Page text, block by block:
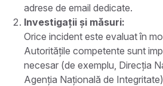
adrese de email dedicate.
Investigații și măsuri:
Orice incident este evaluat în
Autoritățile competente sunt
necesar (de exemplu, Direcția
Agenția Națională de